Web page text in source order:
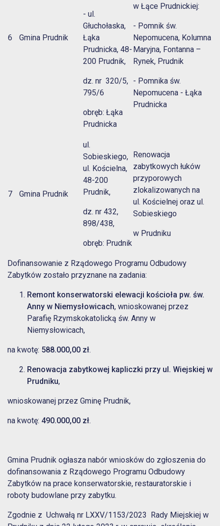
6 Gmina Prudnik
- ul.
Głuchołaska,
Łąka
Prudnicka, 48-
200 Prudnik,
dz. nr 320/5,
795/6
obręb: Łąka
Prudnicka
w Łące Prudnickiej:
- Pomnik św.
Nepomucena, Kolumna
Maryjna, Fontanna –
Rynek, Prudnik
- Pomnika św.
Nepomucena - Łąka
Prudnicka
7 Gmina Prudnik
ul.
Sobieskiego,
ul. Kościelna,
48-200
Prudnik,
dz. nr 432,
898/438,
obręb: Prudnik
Renowacja
zabytkowych łuków
przyporowych
zlokalizowanych na
ul. Kościelnej oraz ul.
Sobieskiego
w Prudniku
Dofinansowanie z Rządowego Programu Odbudowy
Zabytków zostało przyznane na zadania:
Remont konserwatorski elewacji kościoła pw. św.
Anny w Niemysłowicach, wnioskowanej przez
Parafię Rzymskokatolicką św. Anny w
Niemysłowicach,
na kwotę: 588.000,00 zł.
Renowacja zabytkowej kapliczki przy ul. Wiejskiej w
Prudniku,
wnioskowanej przez Gminę Prudnik,
na kwotę: 490.000,00 zł.
Gmina Prudnik ogłasza nabór wniosków do zgłoszenia do
dofinansowania z Rządowego Programu Odbudowy
Zabytków na prace konserwatorskie, restauratorskie i
roboty budowlane przy zabytku.
Zgodnie z Uchwałą nr LXXV/1153/2023 Rady Miejskiej w